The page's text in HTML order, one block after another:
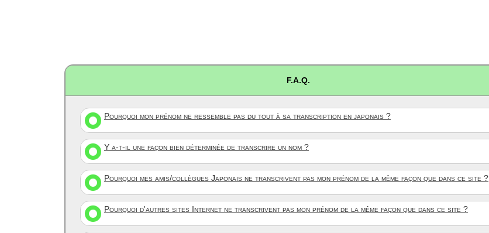
F.A.Q.
Pourquoi mon prénom ne ressemble pas du tout à sa transcription en japonais ?
Y a-t-il une façon bien déterminée de transcrire un nom ?
Pourquoi mes amis/collègues Japonais ne transcrivent pas mon prénom de la même façon que dans ce site ?
Pourquoi d'autres sites Internet ne transcrivent pas mon prénom de la même façon que dans ce site ?